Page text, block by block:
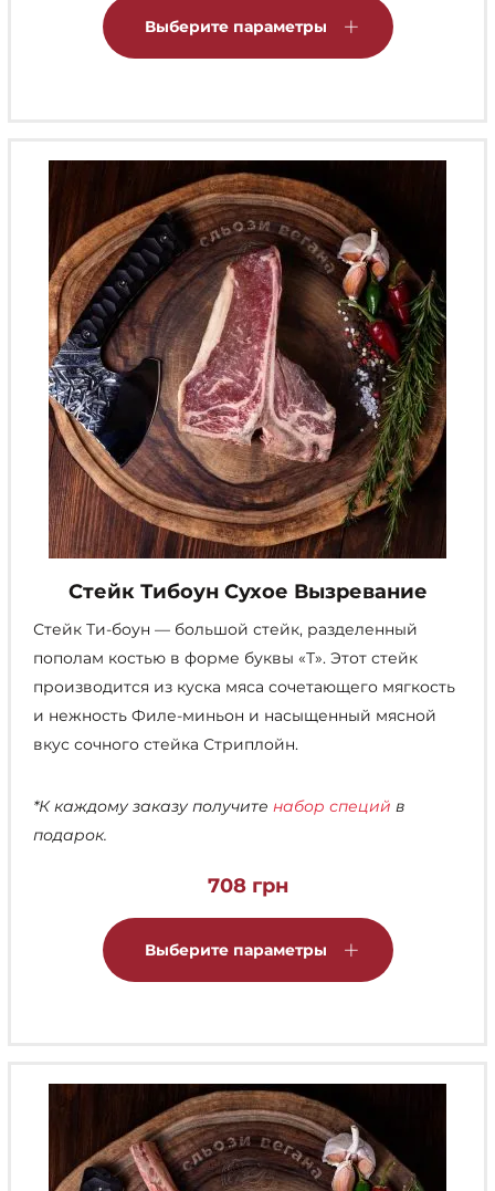
Выберите параметры
товар
можно
странице
товара.
Стейк Тибоун Сухое Вызревание
Стейк Ти-боун — большой стейк, разделенный
пополам костью в форме буквы «Т». Этот стейк
производится из куска мяса сочетающего мягкость
и нежность Филе-миньон и насыщенный мясной
вкус сочного стейка Стриплойн.
*К каждому заказу получите набор специй в
подарок.
708 грн
Выберите параметры
товар
можно
странице